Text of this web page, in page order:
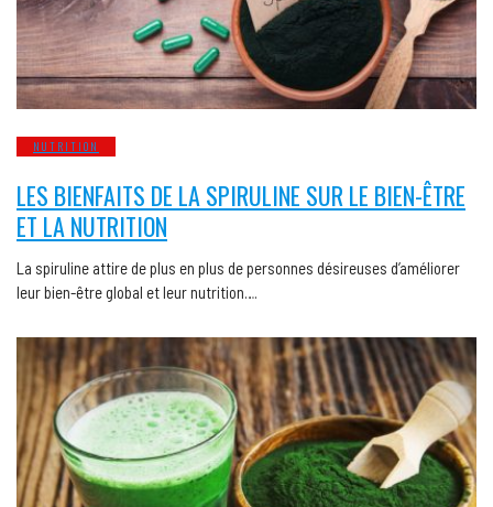
NUTRITION
LES BIENFAITS DE LA SPIRULINE SUR LE BIEN-ÊTRE
ET LA NUTRITION
La spiruline attire de plus en plus de personnes désireuses d’améliorer
leur bien-être global et leur nutrition….